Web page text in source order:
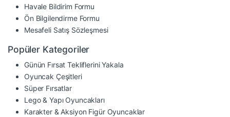
Havale Bildirim Formu
Ön Bilgilendirme Formu
Mesafeli Satış Sözleşmesi
Popüler Kategoriler
Günün Fırsat Tekliflerini Yakala
Oyuncak Çeşitleri
Süper Fırsatlar
Lego & Yapı Oyuncakları
Karakter & Aksiyon Figür Oyuncaklar